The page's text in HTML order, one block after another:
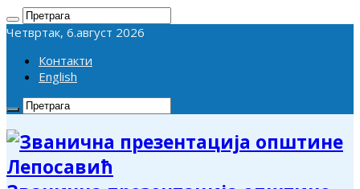
Четвртак, 6.август 2026
Контакти
English